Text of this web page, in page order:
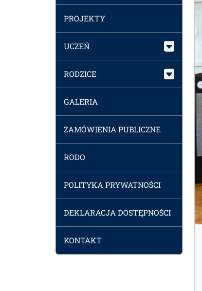
PROJEKTY
UCZEŃ
RODZICE
GALERIA
ZAMÓWIENIA PUBLICZNE
RODO
POLITYKA PRYWATNOŚCI
DEKLARACJA DOSTĘPNOŚCI
KONTAKT